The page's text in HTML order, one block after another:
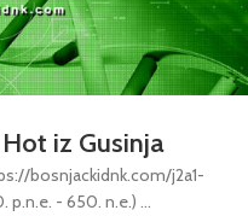
iz Gusinja
bosnjackidnk.com/j2a1-
- 650. n.e.) ...